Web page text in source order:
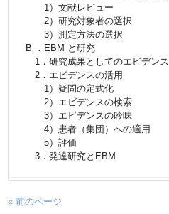
1）文献レビュー
2）研究対象者の選択
3）測定方法の選択
B ．EBM と研究
1．研究成果としてのエビデンス
2．エビデンスの活用
1）疑問の定式化
2）エビデンスの検索
3）エビデンスの吟味
4）患者（集団）への適用
5）評価
3．発達研究とEBM
« 前のページ